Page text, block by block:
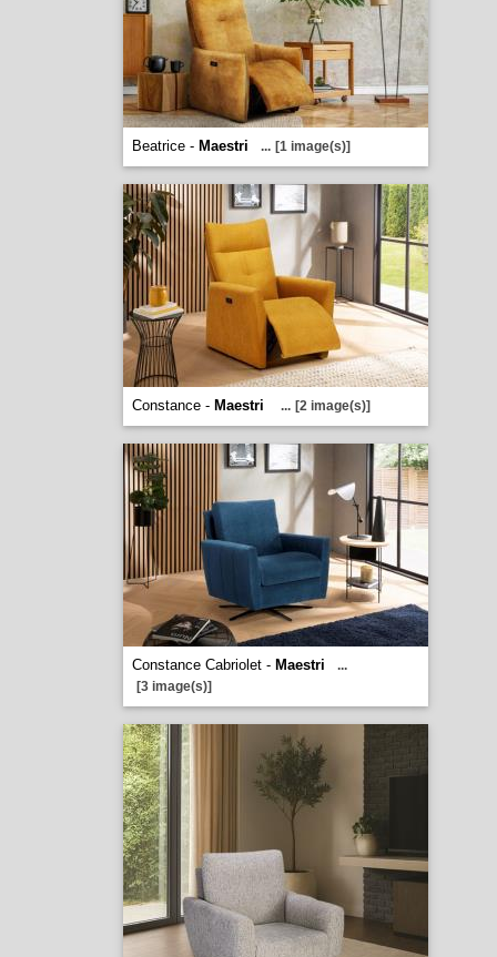
Beatrice - Maestri ... [1 image(s)]
Constance - Maestri ... [2 image(s)]
Constance Cabriolet - Maestri
...
[3 image(s)]